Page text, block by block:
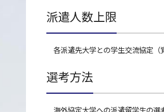
派遣人数上限
各派遣先大学との学生交流協定（
選考方法